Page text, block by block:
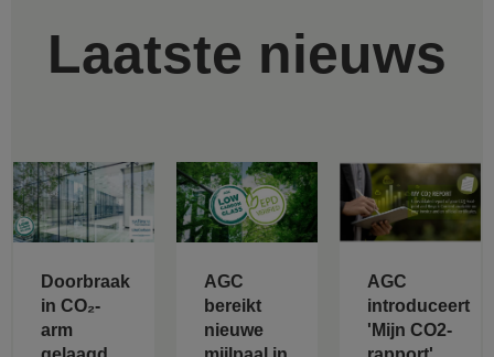
Laatste nieuws
Doorbraak
in CO₂-
arm
AGC
bereikt
nieuwe
AGC
introduceert
'Mijn CO2-